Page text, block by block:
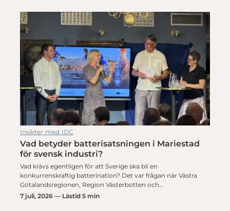
Insikter med IDC
Vad betyder batterisatsningen i Mariestad
för svensk industri?
Vad krävs egentligen för att Sverige ska bli en
konkurrenskraftig batterination? Det var frågan när Västra
Götalandsregionen, Region Västerbotten och…
7 juli, 2026 — Lästid 5 min